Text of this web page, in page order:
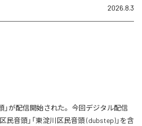
2026.8.3
」が配信開始された。今回デジタル配信
民音頭」「東淀川区民音頭 (dubstep)」を含